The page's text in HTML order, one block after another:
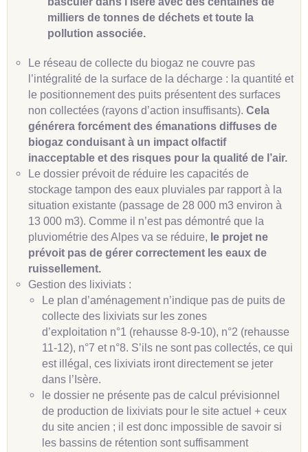
milliers de tonnes de déchets et toute la
pollution associée.
Le réseau de collecte du biogaz ne couvre pas
l’intégralité de la surface de la décharge : la quantité et
le positionnement des puits présentent des surfaces
non collectées (rayons d’action insuffisants). Cela
générera forcément des émanations diffuses de
biogaz conduisant à un impact olfactif
inacceptable et des risques pour la qualité de l’air.
Le dossier prévoit de réduire les capacités de
stockage tampon des eaux pluviales par rapport à la
situation existante (passage de 28 000 m3 environ à
13 000 m3). Comme il n’est pas démontré que la
pluviométrie des Alpes va se réduire, le projet ne
prévoit pas de gérer correctement les eaux de
ruissellement.
Gestion des lixiviats :
Le plan d’aménagement n’indique pas de puits de
collecte des lixiviats sur les zones
d’exploitation n°1 (rehausse 8-9-10), n°2 (rehausse
11-12), n°7 et n°8. S’ils ne sont pas collectés, ce qui
est illégal, ces lixiviats iront directement se jeter
dans l’Isère.
le dossier ne présente pas de calcul prévisionnel
de production de lixiviats pour le site actuel + ceux
du site ancien ; il est donc impossible de savoir si
les bassins de rétention sont suffisamment